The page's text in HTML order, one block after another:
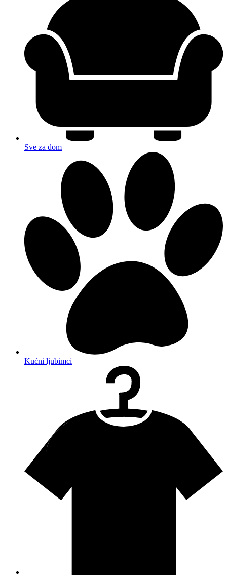
Sve za dom
Kućni ljubimci